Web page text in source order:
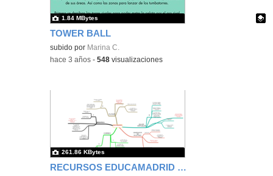
TOWER BALL
Contenido educativo.
subido por Marina C.
1.84 MBytes
-hace 3 años -548 visualizaciones
RECURSOS EDUCAMADRID PRACTICA MJS
261.86 KBytes